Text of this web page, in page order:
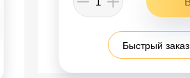
Быстрый заказ